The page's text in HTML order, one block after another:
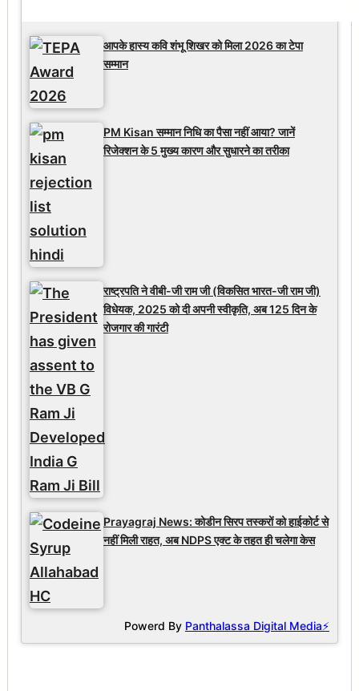
आपके हास्य कवि शंभू शिखर को मिला 2026 का टेपा
सम्मान
PM Kisan सम्मान निधि का पैसा नहीं आया? जानें
रिजेक्शन के 5 मुख्य कारण और सुधारने का तरीका
राष्ट्रपति ने वीबी-जी राम जी (विकसित भारत-जी राम जी)
विधेयक, 2025 को दी अपनी स्वीकृति, अब 125 दिन के
रोजगार की गारंटी
Prayagraj News: कोडीन सिरप तस्करों को हाईकोर्ट से
नहीं मिली राहत, अब NDPS एक्ट के तहत ही चलेगा केस
Powerd By Panthalassa Digital Media⚡